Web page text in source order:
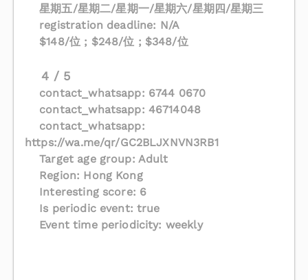
星期五/星期二/星期一/星期六/星期四/星期三
registration deadline: N/A
$148/位 ; $248/位 ; $348/位
4 / 5
contact_whatsapp: 6744 0670
contact_whatsapp: 46714048
contact_whatsapp:
https://wa.me/qr/GC2BLJXNVN3RB1
Target age group: Adult
Region: Hong Kong
Interesting score: 6
Is periodic event: true
Event time periodicity: weekly